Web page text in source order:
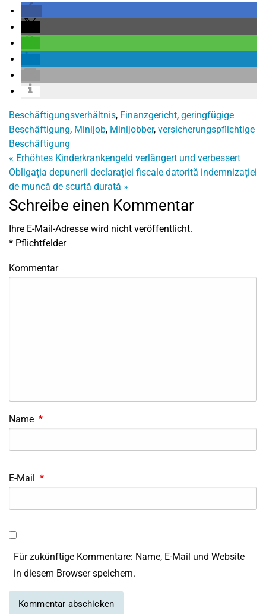
Beschäftigungsverhältnis, Finanzgericht, geringfügige
Beschäftigung, Minijob, Minijobber, versicherungspflichtige
Beschäftigung
« Erhöhtes Kinderkrankengeld verlängert und verbessert
Obligația depunerii declarației fiscale datorită indemnizației
de muncă de scurtă durată »
Schreibe einen Kommentar
Ihre E-Mail-Adresse wird nicht veröffentlicht.
* Pflichtfelder
Kommentar
Name *
E-Mail *
Für zukünftige Kommentare: Name, E-Mail und Website
in diesem Browser speichern.